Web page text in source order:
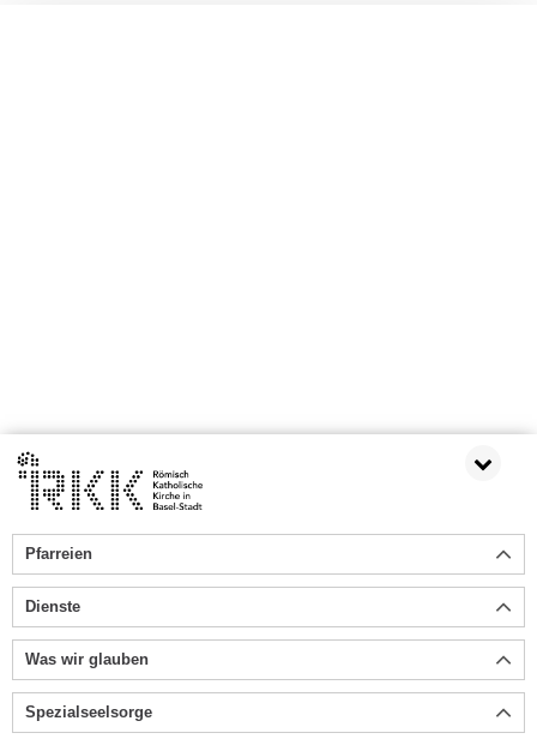
Pfarreien
Dienste
Was wir glauben
Spezialseelsorge